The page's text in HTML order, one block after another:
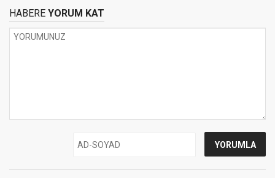
HABERE YORUM KAT